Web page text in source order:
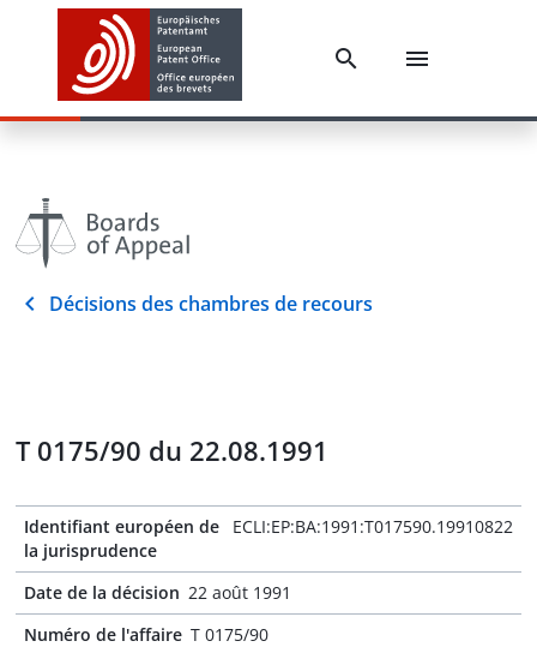
Décisions des chambres de recours
T 0175/90 du 22.08.1991
Identifiant européen de
la jurisprudence
ECLI:EP:BA:1991:T017590.19910822
Date de la décision 22 août 1991
Numéro de l'affaire T 0175/90